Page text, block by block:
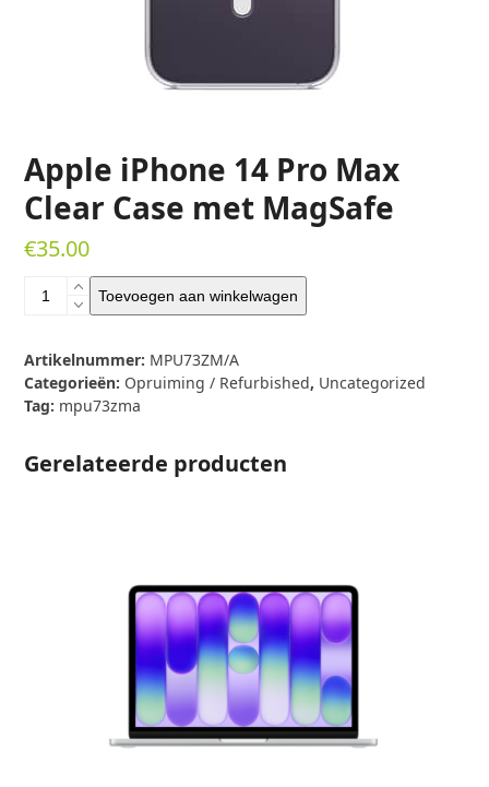
Apple iPhone 14 Pro Max
Clear Case met MagSafe
€35.00
Apple
Pro
Max
Clear
MagSafe
Toevoegen aan winkelwagen
Artikelnummer: MPU73ZM/A
Categorieën: Opruiming / Refurbished, Uncategorized
Tag: mpu73zma
Gerelateerde producten